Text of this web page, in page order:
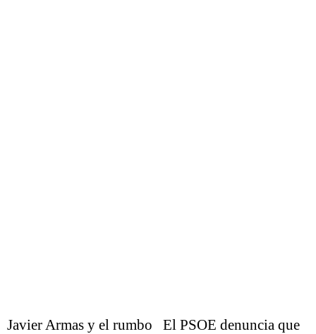
Javier Armas y el rumbo
El PSOE denuncia que